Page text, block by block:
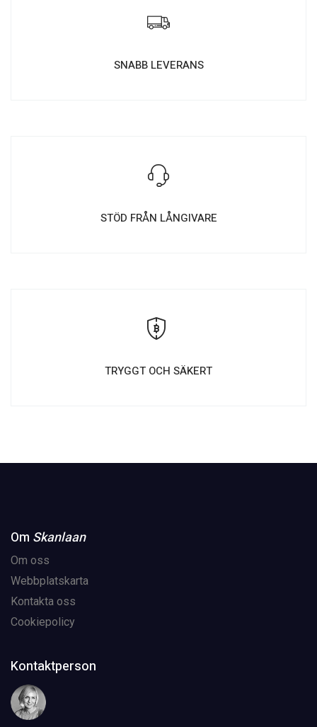
SNABB LEVERANS
STÖD FRÅN LÅNGIVARE
TRYGGT OCH SÄKERT
Om Skanlaan
Om oss
Webbplatskarta
Kontakta oss
Cookiepolicy
Kontaktperson